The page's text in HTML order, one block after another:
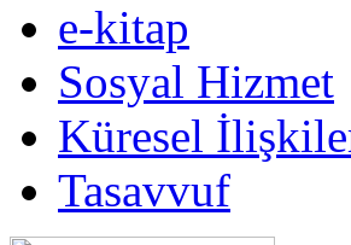
e-kitap
Sosyal Hizmet
Küresel
Tasavvuf